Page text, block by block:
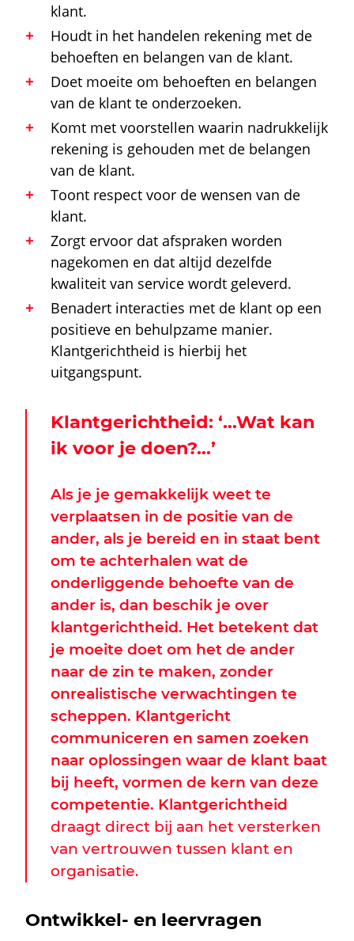
klant.
Houdt in het handelen rekening met de
behoeften en belangen van de klant.
Doet moeite om behoeften en belangen
van de klant te onderzoeken.
Komt met voorstellen waarin nadrukkelijk
rekening is gehouden met de belangen
van de klant.
Toont respect voor de wensen van de
klant.
Zorgt ervoor dat afspraken worden
nagekomen en dat altijd dezelfde
kwaliteit van service wordt geleverd.
Benadert interacties met de klant op een
positieve en behulpzame manier.
Klantgerichtheid is hierbij het
uitgangspunt.
Klantgerichtheid: ‘…Wat kan
ik voor je doen?…’
Als je je gemakkelijk weet te
verplaatsen in de positie van de
ander, als je bereid en in staat bent
om te achterhalen wat de
onderliggende behoefte van de
ander is, dan beschik je over
klantgerichtheid. Het betekent dat
je moeite doet om het de ander
naar de zin te maken, zonder
onrealistische verwachtingen te
scheppen. Klantgericht
communiceren en samen zoeken
naar oplossingen waar de klant baat
bij heeft, vormen de kern van deze
competentie. Klantgerichtheid
draagt direct bij aan het versterken
van vertrouwen tussen klant en
organisatie.
Ontwikkel- en leervragen